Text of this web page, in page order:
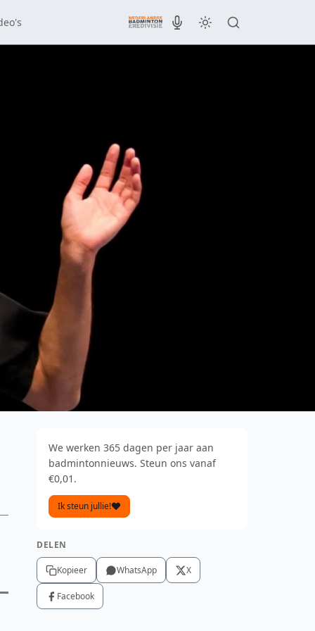
We werken 365 dagen per jaar aan
badmintonnieuws. Steun ons vanaf
€0,01.
Ik steun jullie!
DELEN
Kopieer WhatsApp X
Facebook